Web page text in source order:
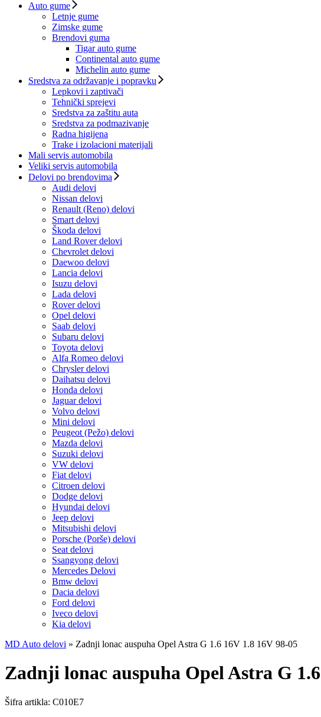
Auto gume
Letnje gume
Zimske gume
Brendovi guma
Tigar auto gume
Continental auto gume
Michelin auto gume
Sredstva za održavanje i popravku
Lepkovi i zaptivači
Tehnički sprejevi
Sredstva za zaštitu auta
Sredstva za podmazivanje
Radna higijena
Trake i izolacioni materijali
Mali servis automobila
Veliki servis automobila
Delovi po brendovima
Audi delovi
Nissan delovi
Renault (Reno) delovi
Smart delovi
Škoda delovi
Land Rover delovi
Chevrolet delovi
Daewoo delovi
Lancia delovi
Isuzu delovi
Lada delovi
Rover delovi
Opel delovi
Saab delovi
Subaru delovi
Toyota delovi
Alfa Romeo delovi
Chrysler delovi
Daihatsu delovi
Honda delovi
Jaguar delovi
Volvo delovi
Mini delovi
Peugeot (Pežo) delovi
Mazda delovi
Suzuki delovi
VW delovi
Fiat delovi
Citroen delovi
Dodge delovi
Hyundai delovi
Jeep delovi
Mitsubishi delovi
Porsche (Porše) delovi
Seat delovi
Ssangyong delovi
Mercedes Delovi
Bmw delovi
Dacia delovi
Ford delovi
Iveco delovi
Kia delovi
MD Auto delovi » Zadnji lonac auspuha Opel Astra G 1.6 16V 1.8 16V 98-05
Zadnji lonac auspuha Opel Astra G
Šifra artikla: C010E7